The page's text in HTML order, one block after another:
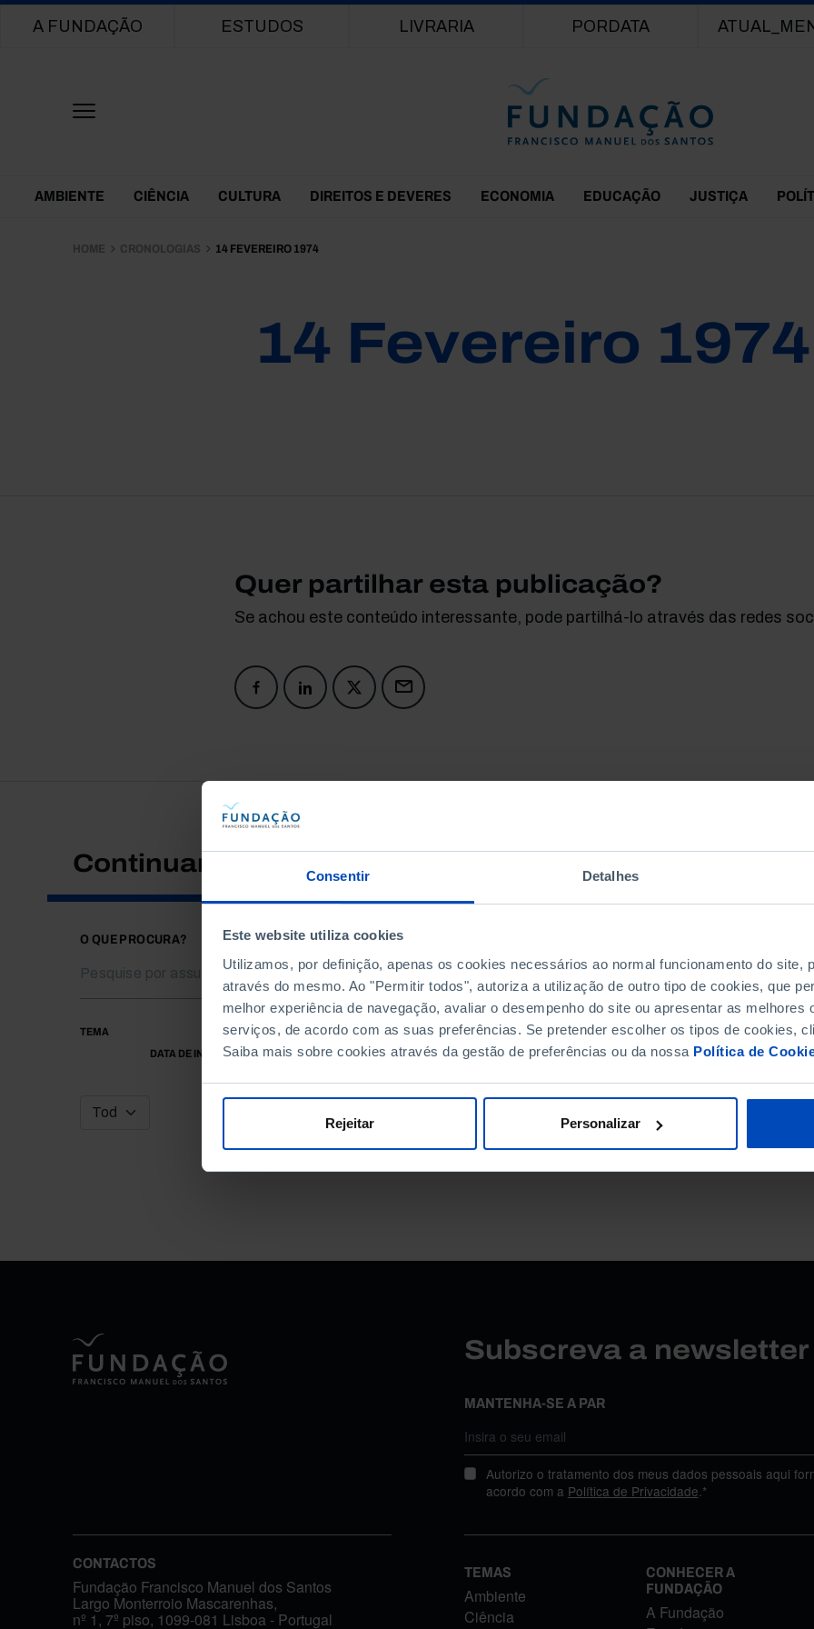
Consentir Detalhes
Este website utiliza cookies
Utilizamos, por definição, apenas os cookies necessários ao normal funcionamento do site,
através do mesmo. Ao "Permitir todos", autoriza a utilização de outro tipo de cookies, que
melhor experiência de navegação, avaliar o desempenho do site ou apresentar as melhores
serviços, de acordo com as suas preferências. Se pretender escolher os tipos de cookies,
Saiba mais sobre cookies através da gestão de preferências ou da nossa Política de
Rejeitar Personalizar
Main navigation
A FUNDAÇÃO ESTUDOS LIVRARIA PORDATA
Themes Menu
AMBIENTE CIÊNCIA CULTURA DIREITOS E DEVERES ECONOMIA EDUCAÇÃO JUSTIÇA
HOME CRONOLOGIAS 14 FEVEREIRO 1974
14 Fevereiro 1974
Quer partilhar esta publicação?
Se achou este conteúdo interessante, pode partilhá-lo através das redes
Continuar a pesquisar
O QUE PROCURA?
TEMA
DATA DE INÍCIO
DATA DE FIM
Subscreva a
MANTENHA-SE A PAR
Autorizo o tratamento dos meus dados pessoais aqui
acordo com a Política de Privacidade.*
CONTACTOS
Fundação Francisco Manuel dos Santos
Largo Monterroio Mascarenhas,
nº 1, 7º piso, 1099-081 Lisboa - Portugal
TEMAS
Ambiente
Ciência
CONHECER A
FUNDAÇÃO
A Fundação